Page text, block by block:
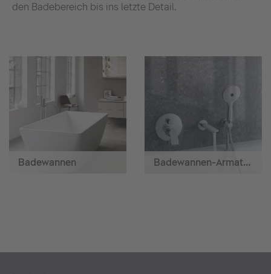
den Badebereich bis ins letzte Detail.
Badewannen Badewannen-Armaturen